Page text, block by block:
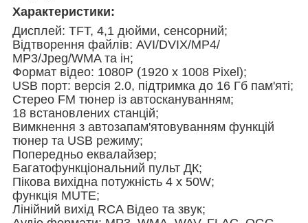
Характеристики:
Дисплей: TFT, 4,1 дюйми, сенсорний;
Відтворення файлів: AVI/DVIX/MP4/
МР3/Jpeg/WMA та ін;
Формат відео: 1080P (1920 x 1008 Pixel);
USB порт: версія 2.0, підтримка до 16 Гб пам'яті;
Стерео FM тюнер із автоскануванням;
18 встановлених станцій;
Вимкнення з автозапам'ятовуванням функцій
тюнер та USB режиму;
Попередньо еквалайзер;
Багатофункціональний пульт ДК;
Пікова вихідна потужність 4 х 50W;
функція MUTE;
Лінійний вихід RCA Відео та звук;